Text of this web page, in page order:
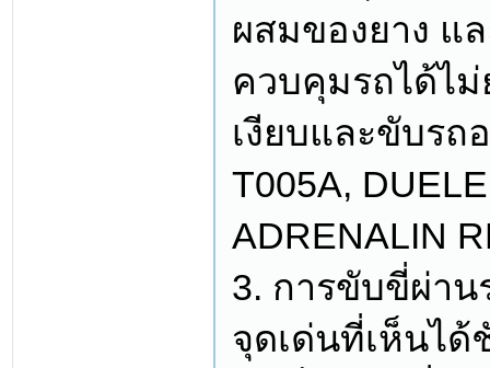
ผสมของยาง แ
ควบคุมรถได้ไ
เงียบและขับรถ
T005A,
ADRENALIN
3. การขับขี่ผ่าน
จุดเด่นที่เห็นไ